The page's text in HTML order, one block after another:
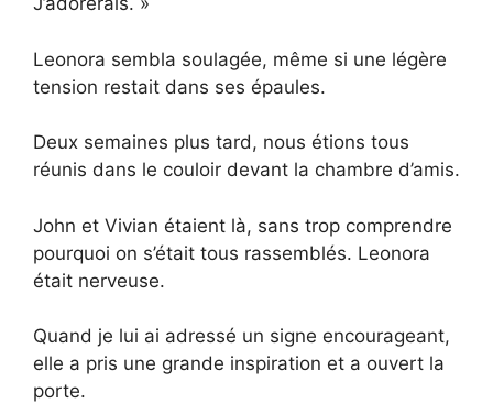
Leonora sembla soulagée, même si une légère
tension restait dans ses épaules.
Deux semaines plus tard, nous étions tous
réunis dans le couloir devant la chambre d’amis.
John et Vivian étaient là, sans trop comprendre
pourquoi on s’était tous rassemblés. Leonora
était nerveuse.
Quand je lui ai adressé un signe encourageant,
elle a pris une grande inspiration et a ouvert la
porte.